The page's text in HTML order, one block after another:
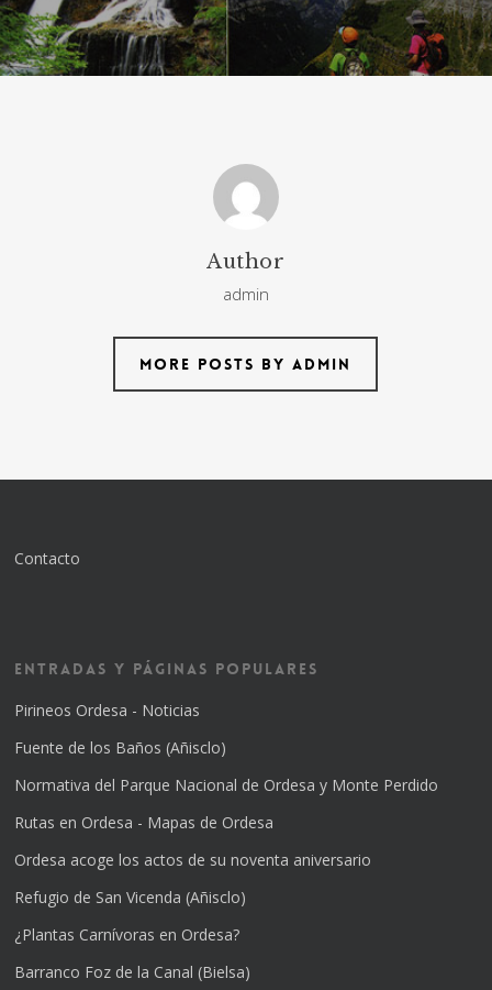
Author
admin
More posts by admin
Contacto
Entradas y Páginas Populares
Pirineos Ordesa - Noticias
Fuente de los Baños (Añisclo)
Normativa del Parque Nacional de Ordesa y Monte Perdido
Rutas en Ordesa - Mapas de Ordesa
Ordesa acoge los actos de su noventa aniversario
Refugio de San Vicenda (Añisclo)
¿Plantas Carnívoras en Ordesa?
Barranco Foz de la Canal (Bielsa)